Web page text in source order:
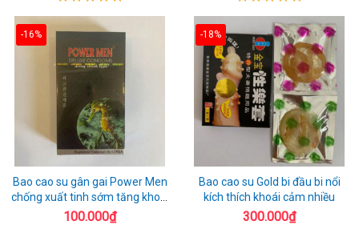
-16%
Bao cao su gân gai Power Men
chống xuất tinh sớm tăng khoái
cảm
100.000₫
-18%
Bao cao su Gold bi đầu bi nổi
kích thích khoái cảm nhiều
300.000₫